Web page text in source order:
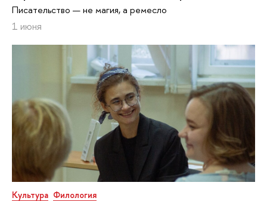
Писательство — не магия, а ремесло
1 июня
Культура Филология